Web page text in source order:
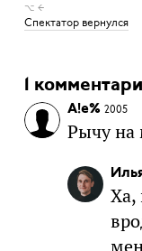
⌥ ←
Спектатор вернулся
1
A!e% 2005
Рычу на
Ха,